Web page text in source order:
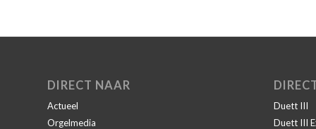
DIRECT NAAR
Actueel
Orgelmedia
Duett III
Duett III